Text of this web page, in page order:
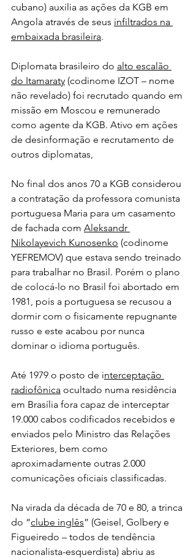
cubano) auxilia as ações da KGB em
Angola através de seus infiltrados na
embaixada brasileira.
Diplomata brasileiro do alto escalão
do Itamaraty (codinome IZOT – nome
não revelado) foi recrutado quando em
missão em Moscou e remunerado
como agente da KGB. Ativo em ações
de desinformação e recrutamento de
outros diplomatas,
No final dos anos 70 a KGB considerou
a contratação da professora comunista
portuguesa Maria para um casamento
de fachada com Aleksandr
Nikolayevich Kunosenko (codinome
YEFREMOV) que estava sendo treinado
para trabalhar no Brasil. Porém o plano
de colocá-lo no Brasil foi abortado em
1981, pois a portuguesa se recusou a
dormir com o fisicamente repugnante
russo e este acabou por nunca
dominar o idioma português.
Até 1979 o posto de interceptação
radiofônica ocultado numa residência
em Brasília fora capaz de interceptar
19.000 cabos codificados recebidos e
enviados pelo Ministro das Relações
Exteriores, bem como
aproximadamente outras 2.000
comunicações oficiais classificadas.
Na virada da década de 70 e 80, a trinca
do “clube inglês” (Geisel, Golbery e
Figueiredo – todos de tendência
nacionalista-esquerdista) abriu as